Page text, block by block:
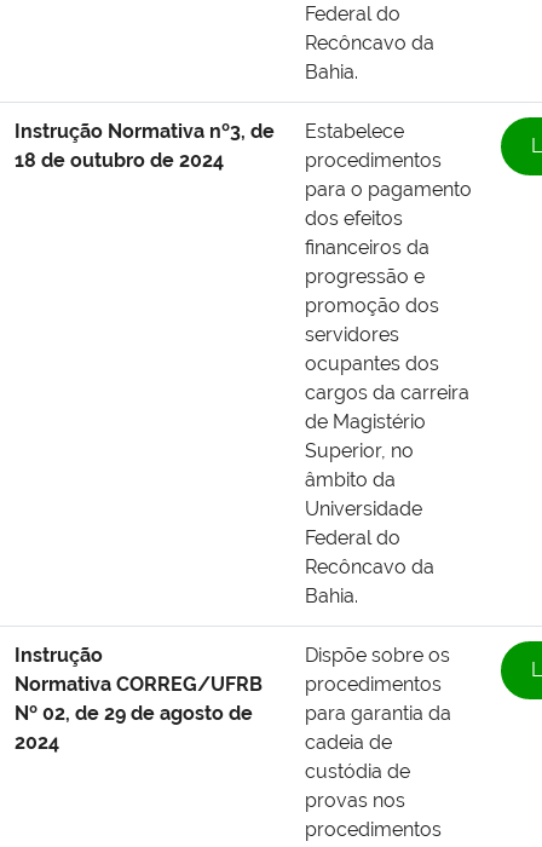
Federal do
Recôncavo da
Bahia.
Instrução Normativa nº3, de
18 de outubro de 2024
Estabelece
procedimentos
para o pagamento
dos efeitos
financeiros da
progressão e
promoção dos
servidores
ocupantes dos
cargos da carreira
de Magistério
Superior, no
âmbito da
Universidade
Federal do
Recôncavo da
Bahia.
Instrução
Normativa CORREG/UFRB
Nº 02, de 29 de agosto de
2024
Dispõe sobre os
procedimentos
para garantia da
cadeia de
custódia de
provas nos
procedimentos